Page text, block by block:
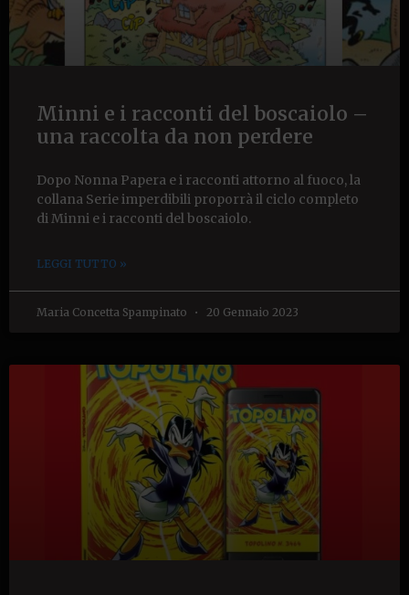
Minni e i racconti del boscaiolo –
una raccolta da non perdere
Dopo Nonna Papera e i racconti attorno al fuoco, la
collana Serie imperdibili proporrà il ciclo completo
di Minni e i racconti del boscaiolo.
LEGGI TUTTO »
Maria Concetta Spampinato 20 Gennaio 2023